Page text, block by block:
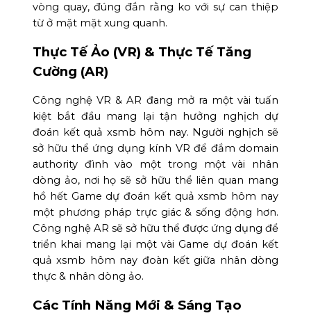
vòng quay, đúng đắn rằng ko với sự can thiệp
từ ở mặt mặt xung quanh.
Thực Tế Ảo (VR) & Thực Tế Tăng
Cường (AR)
Công nghệ VR & AR đang mở ra một vài tuấn
kiệt bắt đầu mang lại tận hưởng nghịch dự
đoán kết quả xsmb hôm nay. Người nghịch sẽ
sở hữu thể ứng dụng kính VR để đắm domain
authority đình vào một trong một vài nhân
dòng ảo, nơi họ sẽ sở hữu thể liên quan mang
hồ hết Game dự đoán kết quả xsmb hôm nay
một phương pháp trực giác & sống động hơn.
Công nghệ AR sẽ sở hữu thể được ứng dụng để
triển khai mang lại một vài Game dự đoán kết
quả xsmb hôm nay đoàn kết giữa nhân dòng
thực & nhân dòng ảo.
Các Tính Năng Mới & Sáng Tạo